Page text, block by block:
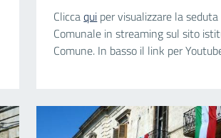
Cliccaqui per visualizzare la
Comunale in streaming sul sito
Comune. In basso il link per